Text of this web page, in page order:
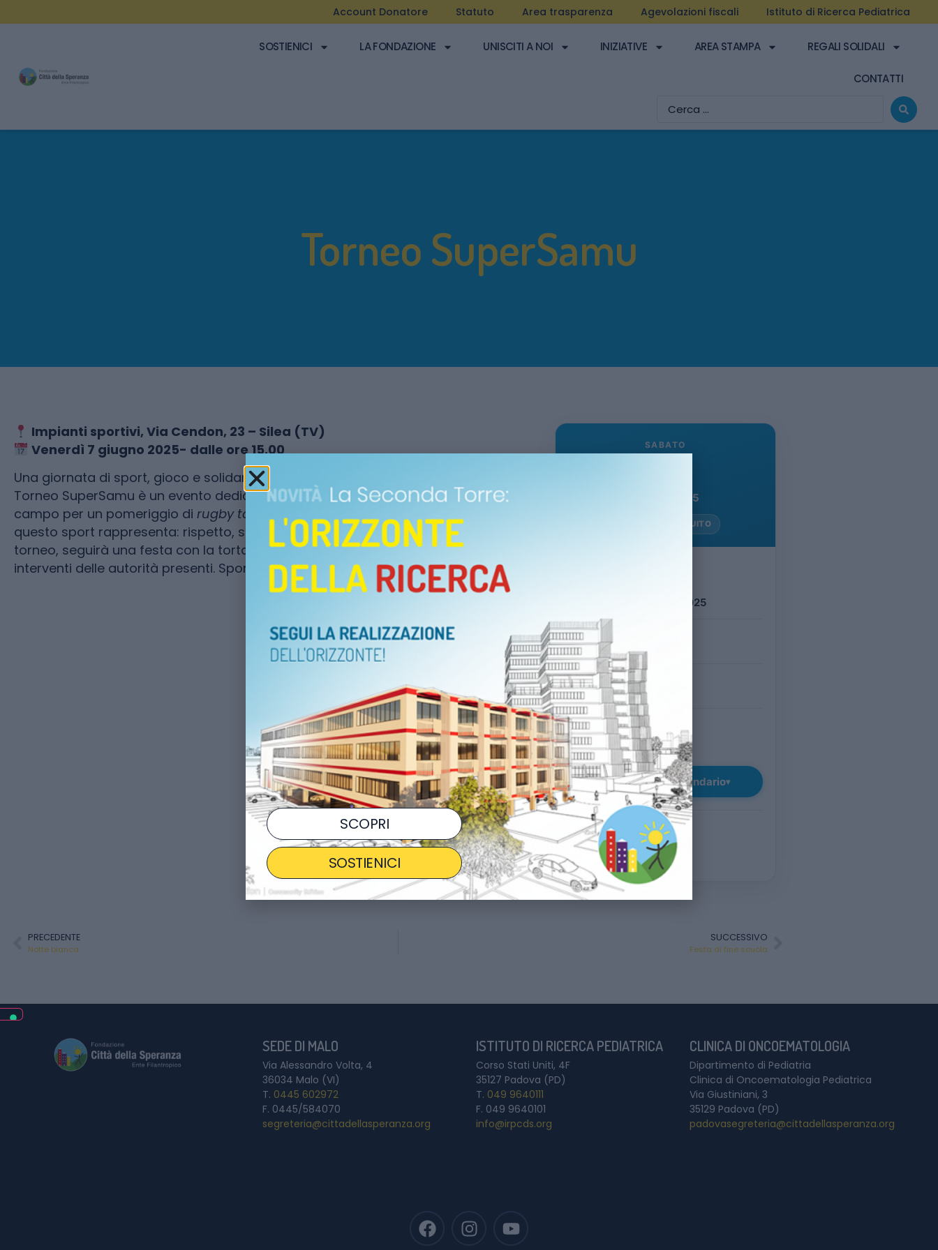
Account Donatore Statuto Area trasparenza Agevolazioni fiscali Istituto di Ricerca Pediatrica
SOSTIENICI LA FONDAZIONE UNISCITI A NOI INIZIATIVE AREA STAMPA REGALI SOLIDALI
CONTATTI
Torneo SuperSamu
Impianti sportivi, Via Cendon, 23 – Silea (TV)
Venerdì 7 giugno 2025- dalle ore 15.00
Una giornata di sport, gioco e solidarietà in memoria di un piccolo grande eroe. Il
Torneo SuperSamu è un evento dedicato ai giovani atleti, che scenderanno in
campo per un pomeriggio di rugby touch e mini rugby, all’insegna dei valori che
questo sport rappresenta: rispetto, squadra, coraggio e amicizia. Al termine del
torneo, seguirà una festa con la torta SuperSamu, cerimonia di premiazione e gli
interventi delle autorità presenti. Sport, emozioni e solidarietà: vi aspettiamo!
SABATO
Giugno 2025
INGRESSO GRATUITO
Sabato 7 Giugno 2025
15:00 – 21:00
LUOGO
Silea (TV)
COSTO
GRATUITO
Aggiungi al calendario▾
CONDIVIDI
PRECEDENTE
Notte bianca
SUCCESSIVO
Festa di fine scuola
SEDE DI MALO
Via Alessandro Volta, 4
36034 Malo (VI)
T. 0445 602972
F. 0445/584070
segreteria@cittadellasperanza.org
ISTITUTO DI RICERCA PEDIATRICA
Corso Stati Uniti, 4F
35127 Padova (PD)
T. 049 9640111
F. 049 9640101
info@irpcds.org
CLINICA DI ONCOEMATOLOGIA
Dipartimento di Pediatria
Clinica di Oncoematologia Pediatrica
Via Giustiniani, 3
35129 Padova (PD)
padovasegreteria@cittadellasperanza.org
SCOPRI
SOSTIENICI